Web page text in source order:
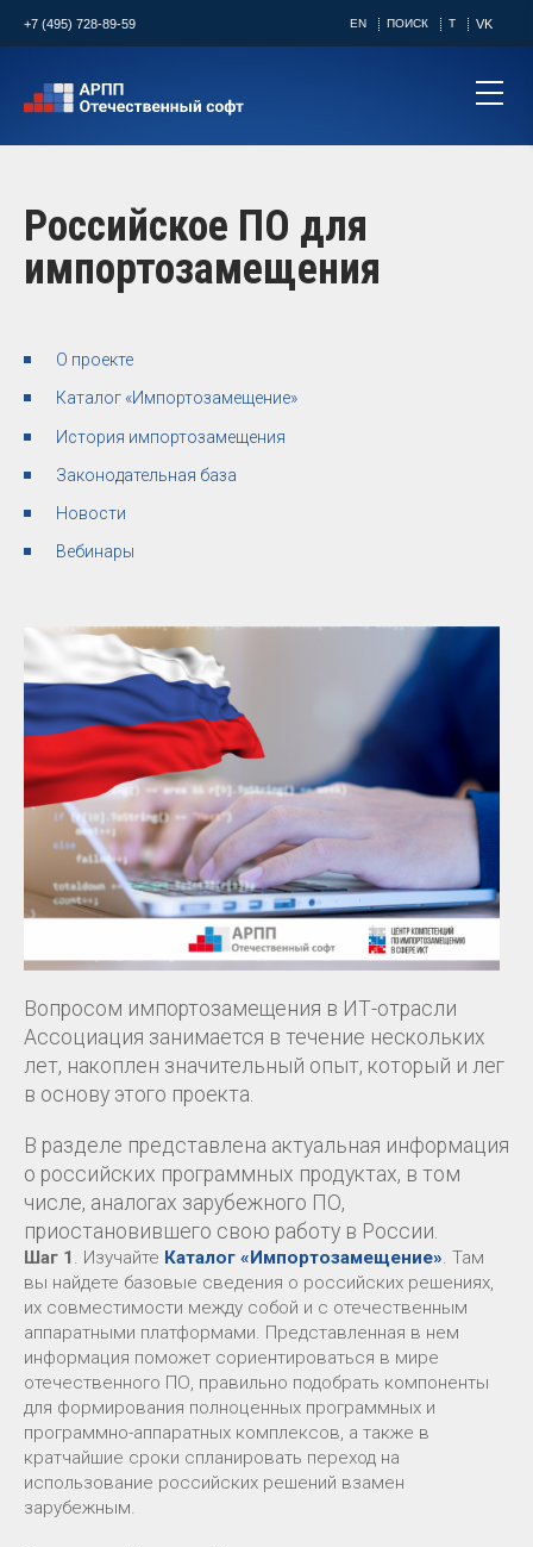
+7 (495) 728-89-59 EN ПОИСК T VK
Российское ПО для
импортозамещения
О проекте
Каталог «Импортозамещение»
История импортозамещения
Законодательная база
Новости
Вебинары
Вопросом импортозамещения в ИТ-отрасли
Ассоциация занимается в течение нескольких
лет, накоплен значительный опыт, который и лег
в основу этого проекта.
В разделе представлена актуальная информация
о российских программных продуктах, в том
числе, аналогах зарубежного ПО,
приостановившего свою работу в России.
Шаг 1 . Изучайте Каталог «Импортозамещение». Там
вы найдете базовые сведения о российских решениях,
их совместимости между собой и с отечественным
аппаратными платформами. Представленная в нем
информация поможет сориентироваться в мире
отечественного ПО, правильно подобрать компоненты
для формирования полноценных программных и
программно-аппаратных комплексов, а также в
кратчайшие сроки спланировать переход на
использование российских решений взамен
зарубежным.